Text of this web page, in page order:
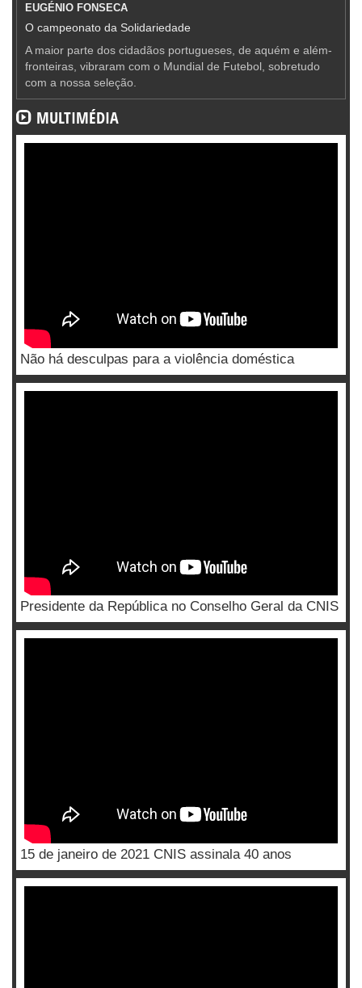
EUGÉNIO FONSECA
O campeonato da Solidariedade
A maior parte dos cidadãos portugueses, de aquém e além-
fronteiras, vibraram com o Mundial de Futebol, sobretudo
com a nossa seleção.
MULTIMÉDIA
Não há desculpas para a violência doméstica
Presidente da República no Conselho Geral da CNIS
15 de janeiro de 2021 CNIS assinala 40 anos